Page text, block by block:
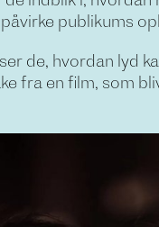
publikums
de, hvordan lyd
fra en film, som